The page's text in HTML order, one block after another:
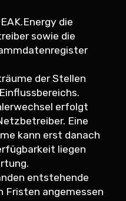
die
sowie die
der Stellen
erfolgt
Eine
kann erst danach
liegen
entstehende
Fristen angemessen